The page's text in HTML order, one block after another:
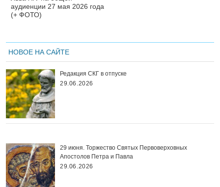
аудиенции 27 мая 2026 года
(+ ФОТО)
НОВОЕ НА САЙТЕ
Редакция СКГ в отпуске
29.06.2026
29 июня. Торжество Святых Первоверховных
Апостолов Петра и Павла
29.06.2026